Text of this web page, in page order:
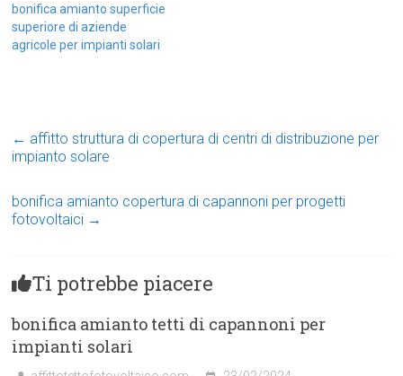
bonifica amianto superficie
superiore di aziende
agricole per impianti solari
← affitto struttura di copertura di centri di distribuzione per
impianto solare
bonifica amianto copertura di capannoni per progetti
fotovoltaici →
Ti potrebbe piacere
bonifica amianto tetti di capannoni per
impianti solari